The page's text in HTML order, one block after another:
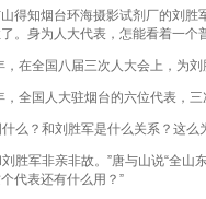
得知烟台环海摄影试剂厂的刘胜
。身为人大代表，怎能看着一
在全国八届三次人大会上，为
全国人大驻烟台的六位代表，
么？和刘胜军是什么关系？这么
胜军非亲非故。”唐与山说“全
代表还有什么用？”